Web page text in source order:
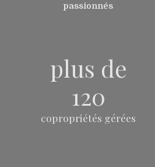
passionnés
plus de
120
copropriétés gérées